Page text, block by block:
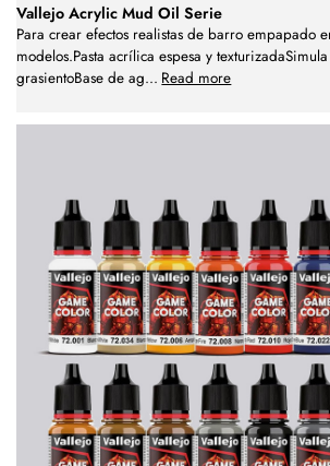
Vallejo Acrylic Mud Oil Serie
Para crear efectos realistas de barro empapado
modelos.Pasta acrílica espesa y
grasientoBase de ag... Read more